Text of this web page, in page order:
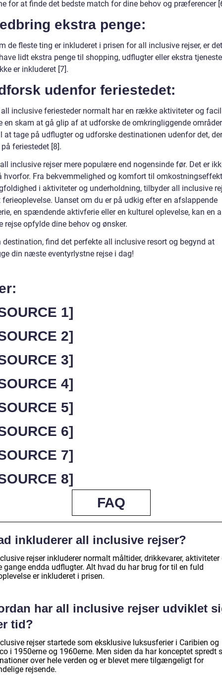
for at finde det bedste match for dine behov og præferencer
ekstra penge:
de fleste ting er inkluderet i prisen for all inclusive rejser, er
lidt ekstra penge til shopping, udflugter eller ekstra
er inkluderet [7].
udenfor feriestedet:
inclusive feriesteder normalt har en række aktiviteter og
en skam at gå glip af at udforske de omkringliggende
at tage på udflugter og udforske destinationen udenfor det,
feriestedet [8].
inclusive rejser mere populære end nogensinde før. Det er
hvorfor. Fra bekvemmelighed og komfort til
i aktiviteter og underholdning, tilbyder all inclusive
Uanset om du er på udkig efter en afslappende
en spændende aktivferie eller en kulturel oplevelse, kan en
rejse opfylde dine behov og ønsker.
find det perfekte all inclusive resort og begynd at
din næste eventyrlystne rejse i dag!
1]
2]
3]
4]
5]
6]
7]
8]
FAQ
inkluderer all inclusive rejser?
rejser inkluderer normalt måltider, drikkevarer, aktiviteter
gange endda udflugter. Alt hvad du har brug for til en fuld
er inkluderet i prisen.
har all inclusive rejser udviklet
tid?
rejser startede som eksklusive luksusferier i Caribien og
i 1950erne og 1960erne. Men siden da har konceptet spredt
over hele verden og er blevet mere tilgængeligt for
rejsende.